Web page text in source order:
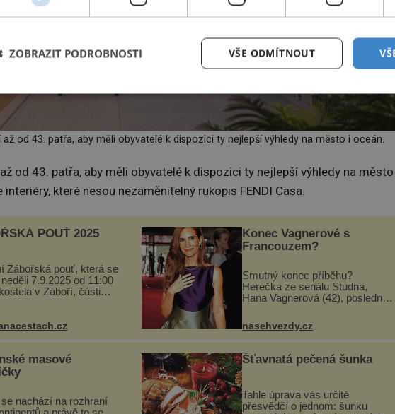
od 43. patřa, aby měli obyvatelé k dispozici ty nejlepší výhledy na město i oceán.
od 43. patřa, aby měli obyvatelé k dispozici ty nejlepší výhledy na město
které nesou nezaměnitelný rukopis FENDI Casa.
POUŤ 2025
Zábořská pouť, která se
7.9.2025 od 11:00
v Záboří, části
kostela, dobovou
Konec Vagnerové s
Francouzem?
Smutný konec příběhu?
Herečka ze seriálu Studna,
Hana Vagnerová (42), poslední
Ačkoli časy její anorexie jsou už
dávno pryč a opět se pyšnila
ženskými křivkami, najednou
s...
nasehvezdy.cz
masové
nachází na rozhraní
Šťavnatá pečená šunka
Tahle úprava vás určitě
přesvědčí o jednom: šunku
VŠE ODMÍTNOUT
ZOBRAZIT PODROBNOSTI